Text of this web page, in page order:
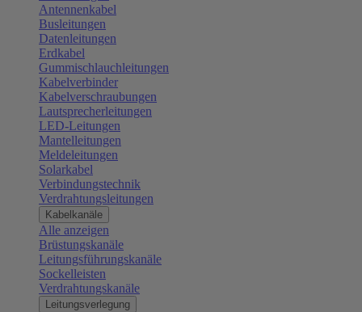
Antennenkabel
Busleitungen
Datenleitungen
Erdkabel
Gummischlauchleitungen
Kabelverbinder
Kabelverschraubungen
Lautsprecherleitungen
LED-Leitungen
Mantelleitungen
Meldeleitungen
Solarkabel
Verbindungstechnik
Verdrahtungsleitungen
Kabelkanäle
Alle anzeigen
Brüstungskanäle
Leitungsführungskanäle
Sockelleisten
Verdrahtungskanäle
Leitungsverlegung